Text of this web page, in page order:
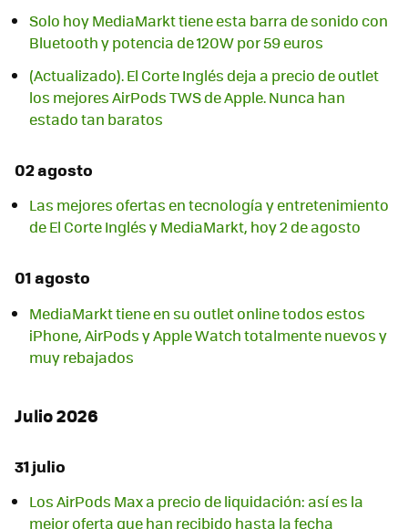
Solo hoy MediaMarkt tiene esta barra de sonido con
Bluetooth y potencia de 120W por 59 euros
(Actualizado). El Corte Inglés deja a precio de outlet
los mejores AirPods TWS de Apple. Nunca han
estado tan baratos
02 agosto
Las mejores ofertas en tecnología y entretenimiento
de El Corte Inglés y MediaMarkt, hoy 2 de agosto
01 agosto
MediaMarkt tiene en su outlet online todos estos
iPhone, AirPods y Apple Watch totalmente nuevos y
muy rebajados
Julio 2026
31 julio
Los AirPods Max a precio de liquidación: así es la
mejor oferta que han recibido hasta la fecha